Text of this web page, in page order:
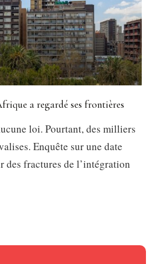
a regardé ses frontières
loi. Pourtant, des milliers
Enquête sur une date
des fractures de l’intégration